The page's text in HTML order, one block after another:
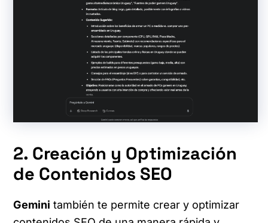
2. Creación y Optimización
de Contenidos SEO
Gemini también te permite crear y optimizar